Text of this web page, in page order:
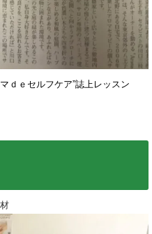
ｄｅセルフケア”誌上レッスン